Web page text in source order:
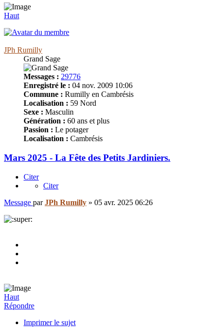
Haut
JPh Rumilly
Grand Sage
Messages : 29776
Enregistré le : 04 nov. 2009 10:06
Commune : Rumilly en Cambrésis
Localisation : 59 Nord
Sexe : Masculin
Génération : 60 ans et plus
Passion : Le potager
Localisation : Cambrésis
Mars 2025 - La Fête des Petits Jardiniers.
Citer
Citer
Message parJPh Rumilly » 05 avr. 2025 06:26
Haut
Répondre
Imprimer le sujet